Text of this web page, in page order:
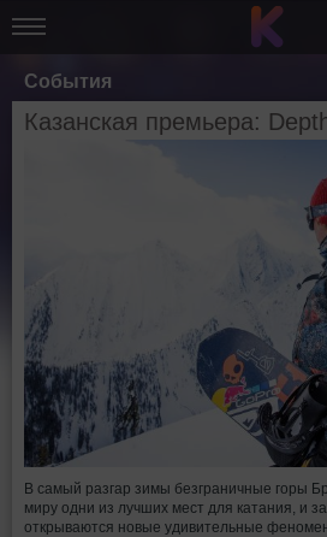
События
Казанская премьера:
В самый разгар зимы безграничные горы
миру одни из лучших мест для катания, и
открываются новые удивительные